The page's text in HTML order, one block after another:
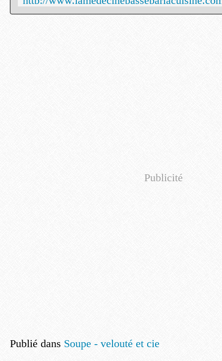
Publicité
Publié dans Soupe - velouté et cie